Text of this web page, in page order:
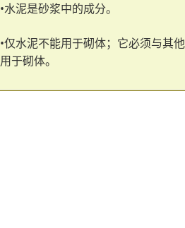
•水泥是砂浆中的成分。
•仅水泥不能用于砌体；它必须与其
用于砌体。